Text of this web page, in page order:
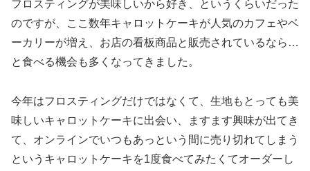
フロスティングが美味しいから好き、というくらいだった
のですが、ここ数年キャロットケーキが人気のカフェやベ
ーカリーが増え、お店の看板商品と販売されているなら…
と食べる機会も多くなってきました。
今年はフロスティングだけではなくて、生地もとっても美
味しいキャロットケーキに出会い、ますます興味が出てき
て、オンラインでいつもあっという間に売り切れてしまう
というキャロットケーキを1度食べてみたくてオーダーし